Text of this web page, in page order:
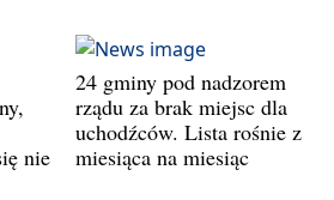
nie
24 gminy pod nadzorem
rządu za brak miejsc dla
uchodźców. Lista rośnie z
miesiąca na miesiąc